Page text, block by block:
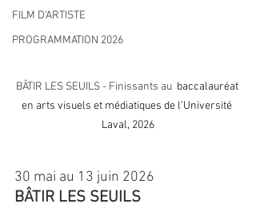
FILM D'ARTISTE
PROGRAMMATION 2026
BÂTIR LES SEUILS - Finissants au baccalauréat
en arts visuels et médiatiques de l’Université
Laval, 2026
30 mai au 13 juin 2026
BÂTIR LES SEUILS